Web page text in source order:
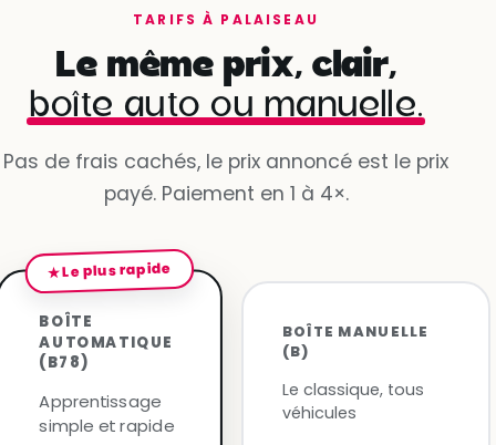
TARIFS À PALAISEAU
Le même prix, clair,
boîte auto ou manuelle.
Pas de frais cachés, le prix annoncé est le prix
payé. Paiement en 1 à 4×.
★ Le plus rapide
BOÎTE
AUTOMATIQUE
(B78)
Apprentissage
simple et rapide
BOÎTE MANUELLE
(B)
Le classique, tous
véhicules